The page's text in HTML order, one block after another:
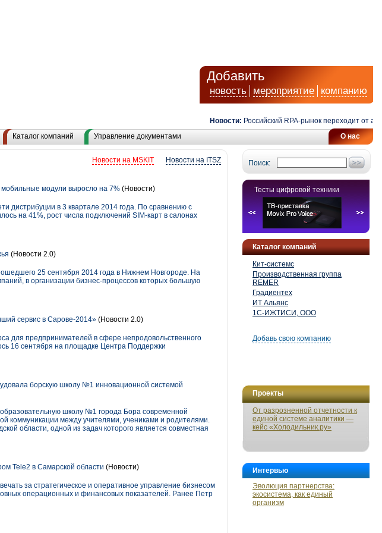
Добавить
новость мероприятие компанию
Новости: Российский RPA-рынок переходит от
О нас
Каталог компаний Управление документами
Поиск:
Тесты цифровой техники
Каталог компаний
Кит-системс
Производственная группа
REMER
Градиентех
ИТ Альянс
1С-ИЖТИСИ, ООО
Добавь свою компанию
Проекты
От разрозненной отчетности к
единой системе аналитики —
кейс «Холодильник.ру»
Интервью
Эволюция партнерства:
экосистема, как единый
организм
Новости на ITSZ
Новости на MSKIT
модули выросло на 7% (Новости)
дистрибуции в 3 квартале 2014 года. По сравнению с
на 41%, рост числа подключений SIM-карт в салонах
(Новости 2.0)
25 сентября 2014 года в Нижнем Новгороде. На
в организации бизнес-процессов которых большую
сервис в Сарове-2014» (Новости 2.0)
для предпринимателей в сфере непродовольственного
16 сентября на площадке Центра Поддержки
борскую школу №1 инновационной системой
школу №1 города Бора современной
коммуникации между учителями, учениками и родителями.
области, одной из задач которого является совместная
Tele2 в Самарской области (Новости)
за стратегическое и оперативное управление бизнесом
операционных и финансовых показателей. Ранее Петр